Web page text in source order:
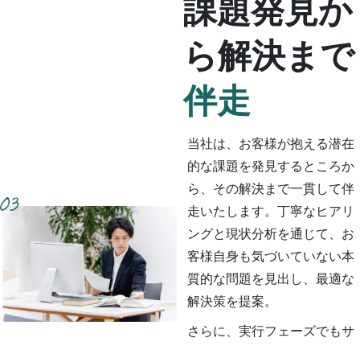
課題発見か
ら解決まで
伴走
当社は、お客様が抱える潜在
的な課題を発見するところか
ら、その解決まで一貫して伴
走いたします。丁寧なヒアリ
ングと現状分析を通じて、お
客様自身も気づいていない本
質的な問題を見出し、最適な
解決策を提案。
さらに、実行フェーズでもサ